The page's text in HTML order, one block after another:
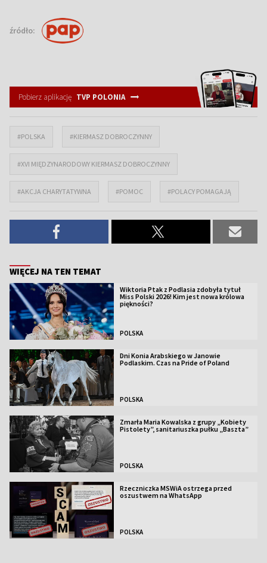
źródło:
Pobierz aplikację TVP POLONIA
#POLSKA #KIERMASZ DOBROCZYNNY
#XVI MIĘDZYNARODOWY KIERMASZ DOBROCZYNNY
#AKCJA CHARYTATYWNA #POMOC #POLACY POMAGAJĄ
WIĘCEJ NA TEN TEMAT
Wiktoria Ptak z Podlasia zdobyła tytuł
Miss Polski 2026! Kim jest nowa królowa
piękności?
POLSKA
Dni Konia Arabskiego w Janowie
Podlaskim. Czas na Pride of Poland
POLSKA
Zmarła Maria Kowalska z grupy „Kobiety
Pistolety”, sanitariuszka pułku „Baszta”
POLSKA
Rzeczniczka MSWiA ostrzega przed
oszustwem na WhatsApp
POLSKA